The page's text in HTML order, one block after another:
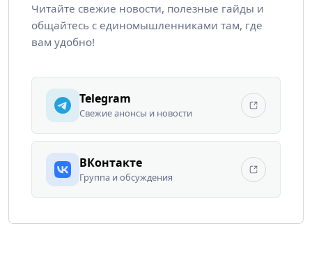
Читайте свежие новости, полезные гайды и
общайтесь с единомышленниками там, где
вам удобно!
Telegram
Свежие анонсы и новости
ВКонтакте
Группа и обсуждения